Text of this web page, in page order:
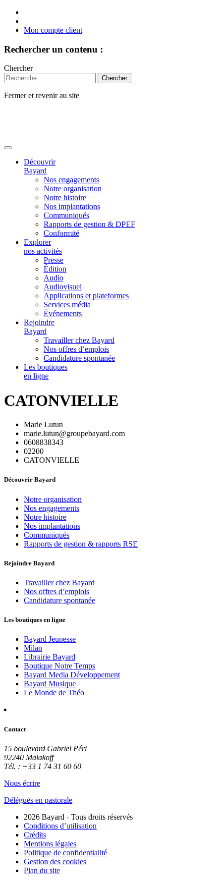
Mon compte client
Rechercher un contenu :
Chercher
Fermer et revenir au site
Découvrir
Bayard
Nos engagements
Notre organisation
Notre histoire
Nos implantations
Communiqués
Rapports de gestion & DPEF
Conformité
Explorer
nos activités
Presse
Édition
Audio
Audiovisuel
Applications et plateformes
Services média
Événements
Rejoindre
Bayard
Travailler chez Bayard
Nos offres d’emplois
Candidature spontanée
Les boutiques
en ligne
CATONVIELLE
Marie Lutun
marie.lutun@groupebayard.com
0608838343
02200
CATONVIELLE
Découvrir Bayard
Notre organisation
Nos engagements
Notre histoire
Nos implantations
Communiqués
Rapports de gestion & rapports RSE
Rejoindre Bayard
Travailler chez Bayard
Nos offres d’emplois
Candidature spontanée
Les boutiques en ligne
Bayard Jeunesse
Milan
Librairie Bayard
Boutique Notre Temps
Bayard Media Développement
Bayard Musique
Le Monde de Théo
Contact
15 boulevard Gabriel Péri
92240 Malakoff
Tél. : +33 1 74 31 60 60
Nous écrire
Délégués en pastorale
2026 Bayard - Tous droits réservés
Conditions d’utilisation
Crédits
Mentions légales
Politique de confidentialité
Gestion des cookies
Plan du site